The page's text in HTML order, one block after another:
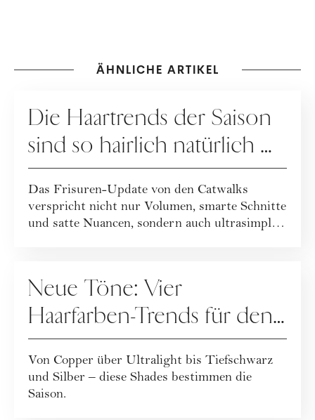
ÄHNLICHE ARTIKEL
Die Haartrends der Saison
sind so hairlich natürlich …
Das Frisuren-Update von den Catwalks
verspricht nicht nur Volumen, smarte Schnitte
und satte Nuancen, sondern auch ultrasimple
Neue Töne: Vier
Haarfarben-Trends für den
Winter
Von Copper über Ultralight bis Tiefschwarz
und Silber – diese Shades bestimmen die
Saison.